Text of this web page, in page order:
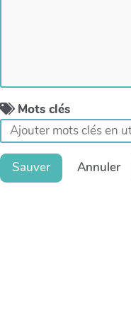
Mots clés
Sauver Annuler